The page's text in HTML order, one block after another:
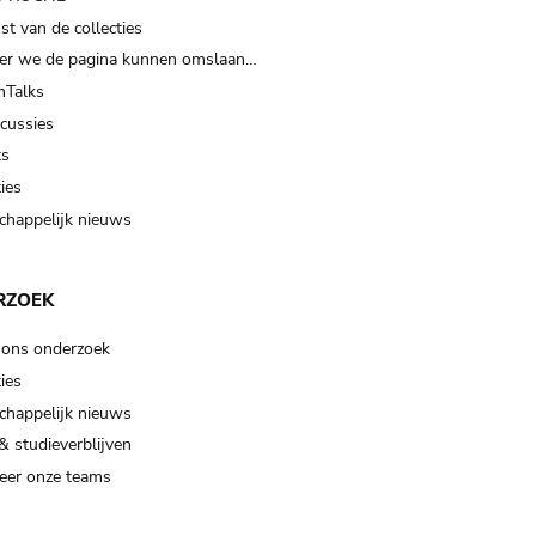
van de collecties
we de pagina kunnen omslaan…
nieuws
onderzoek
nieuws
studieverblijven
onze teams